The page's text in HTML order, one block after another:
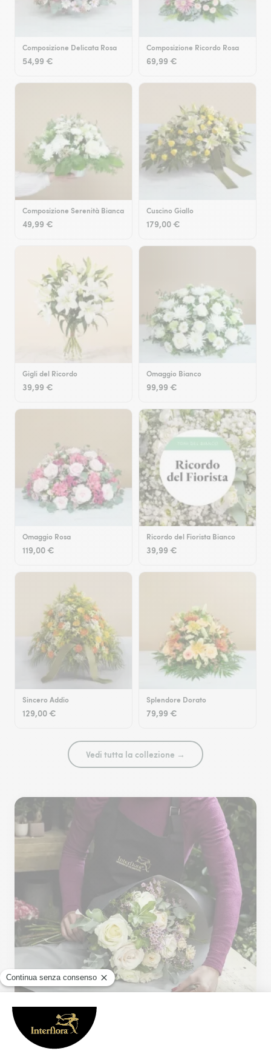
Composizione Delicata Rosa
54,99 €
Composizione Ricordo Rosa
69,99 €
Composizione Serenità Bianca
49,99 €
Cuscino Giallo
179,00 €
Gigli del Ricordo
39,99 €
Omaggio Bianco
99,99 €
Omaggio Rosa
119,00 €
Ricordo del Fiorista Bianco
39,99 €
Sincero Addio
129,00 €
Splendore Dorato
79,99 €
Vedi tutta la collezione →